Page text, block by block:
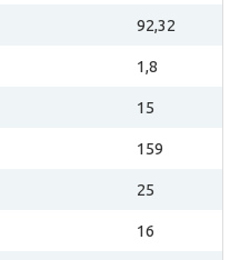
92,32
1,8
15
159
25
16